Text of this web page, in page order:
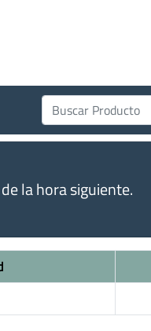
la hora siguiente.